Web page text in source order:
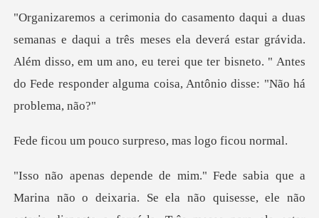
ses ela deverá estar grávida.
Além disso, em um ano, eu terei que ter bisneto.
co surpreso, mas
deixaria. Se ela não quisesse, ele não